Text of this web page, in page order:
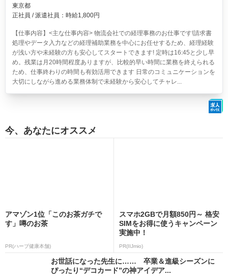
東京都
正社員 / 派遣社員：時給1,800円
【仕事内容】<主な仕事内容> 物流会社での経理事務のお仕事です!請求書
処理やデータ入力などの経理補助業務を中心にお任せするため、経理経験
が浅い方や未経験の方も安心してスタートできます! 定時は16:45と少し早
め。残業は月20時間程度ありますが、比較的早い時間に業務を終えられる
ため、仕事終わりの時間も有効活用できます 日常のコミュニケーションを
大切にしながら進める業務体制で未経験から安心してチャレ...
今、あなたにオススメ
アマゾン1位「このお茶ガチで
す」噂のお茶
PR(ハーブ健康本舗)
スマホ2GBで月額850円～ 格安
SIMをお得に使うキャンペーン
実施中！
PR(IIJmio)
お世話になった先生に…… 卒業＆進級シーズンに
ぴったり“デコカード”の神アイデア...